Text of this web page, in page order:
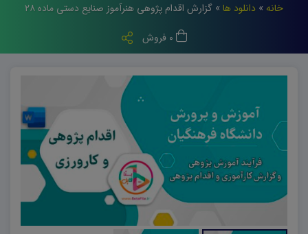
خانه » دانلود ها » گزارش اقدام پژوهی هنرآموز صنایع دستی ماده ۲۸